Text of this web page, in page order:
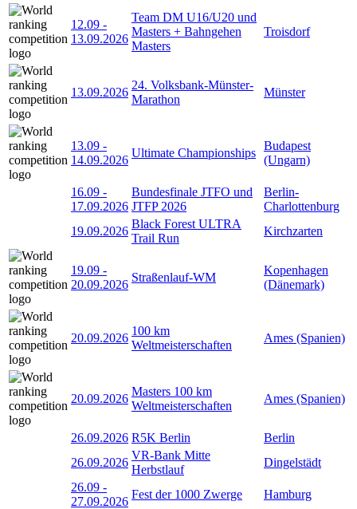
12.09 -
13.09.2026
Team DM U16/U20 und
Masters + Bahngehen
Masters
Troisdorf
13.09.2026
24. Volksbank-Münster-
Marathon
Münster
13.09 -
14.09.2026
Ultimate Championships
Budapest
(Ungarn)
16.09 -
17.09.2026
Bundesfinale JTFO und
JTFP 2026
Berlin-
Charlottenburg
19.09.2026
Black Forest ULTRA
Trail Run
Kirchzarten
19.09 -
20.09.2026
Straßenlauf-WM
Kopenhagen
(Dänemark)
20.09.2026
100 km
Weltmeisterschaften
Ames (Spanien)
20.09.2026
Masters 100 km
Weltmeisterschaften
Ames (Spanien)
26.09.2026 R5K Berlin
Berlin
26.09.2026
VR-Bank Mitte
Herbstlauf
Dingelstädt
26.09 -
27.09.2026
Fest der 1000 Zwerge
Hamburg